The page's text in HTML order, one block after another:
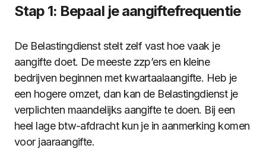
Stap 1: Bepaal je aangiftefrequentie
De Belastingdienst stelt zelf vast hoe vaak je
aangifte doet. De meeste zzp’ers en kleine
bedrijven beginnen met kwartaalaangifte. Heb je
een hogere omzet, dan kan de Belastingdienst je
verplichten maandelijks aangifte te doen. Bij een
heel lage btw-afdracht kun je in aanmerking komen
voor jaaraangifte.